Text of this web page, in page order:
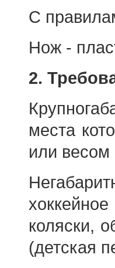
С
Нож -
2.
места
или весом
коляски,
(детская